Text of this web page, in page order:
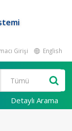
Girişi English
Detaylı Arama